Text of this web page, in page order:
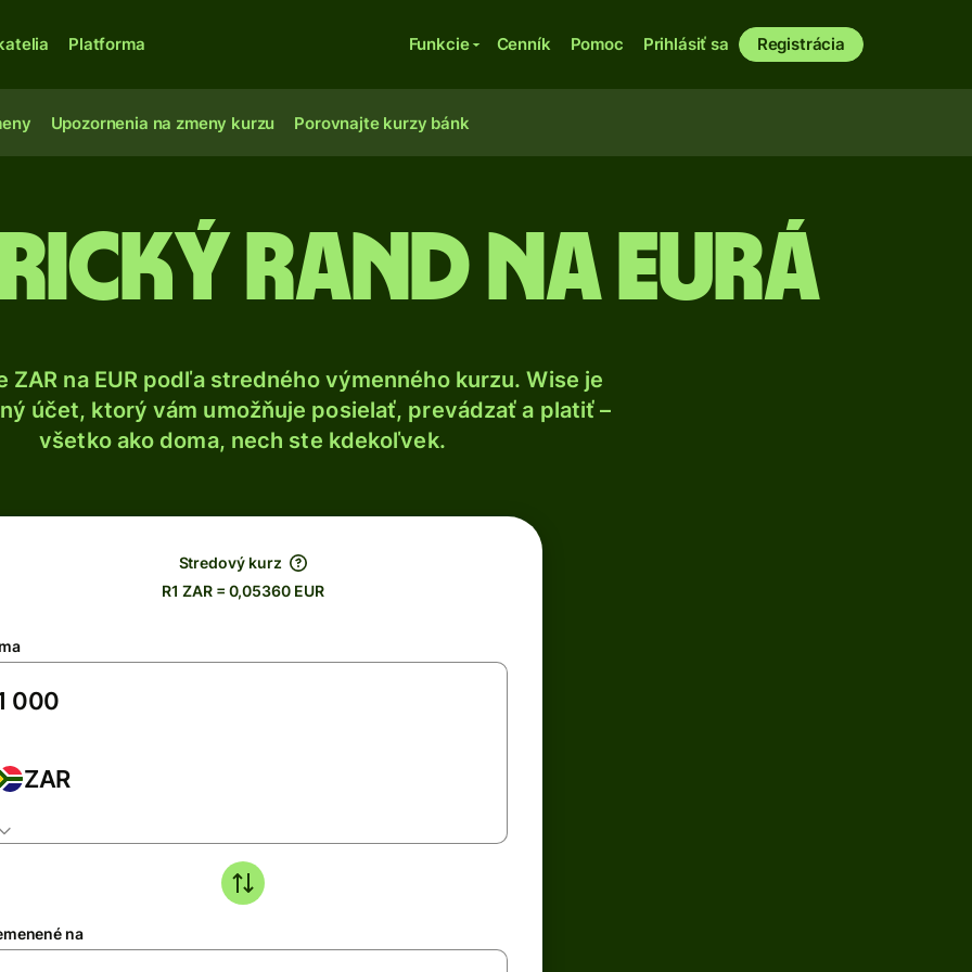
Platforma Funkcie Cenník Pomoc Prihlásiť sa Registrácia
Upozornenia na zmeny kurzu Porovnajte kurzy bánk
rand na eurá
ZAR na EUR podľa stredného výmenného kurzu. Wise je
účet, ktorý vám umožňuje posielať, prevádzať a platiť –
všetko ako doma, nech ste kdekoľvek.
Stredový kurz
R1 ZAR = 0,05360 EUR
ZAR
na